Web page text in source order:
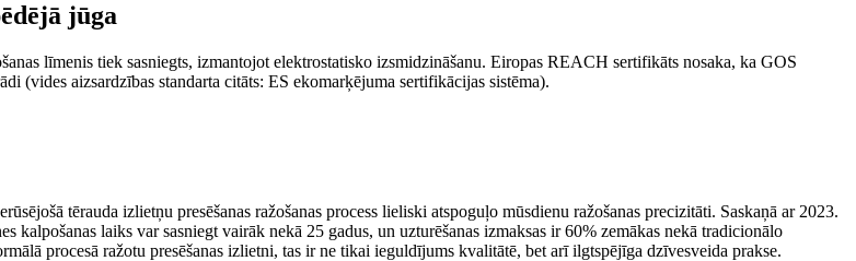
jūga
līmenis tiek sasniegts, izmantojot elektrostatisko izsmidzināšanu. Eiropas REACH sertifikāts nosaka, ka GOS
(vides aizsardzības standarta citāts: ES ekomarķējuma sertifikācijas sistēma).
tērauda izlietņu presēšanas ražošanas process lieliski atspoguļo mūsdienu ražošanas precizitāti. Saskaņā ar 2023.
kalpošanas laiks var sasniegt vairāk nekā 25 gadus, un uzturēšanas izmaksas ir 60% zemākas nekā tradicionālo
procesā ražotu presēšanas izlietni, tas ir ne tikai ieguldījums kvalitātē, bet arī ilgtspējīga dzīvesveida prakse.